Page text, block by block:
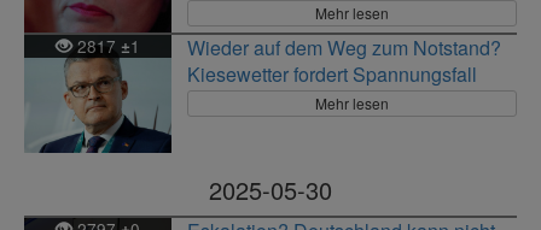
Mehr lesen
2817 ±1
Wieder auf dem Weg zum Notstand?
Kiesewetter fordert Spannungsfall
Mehr lesen
2025-05-30